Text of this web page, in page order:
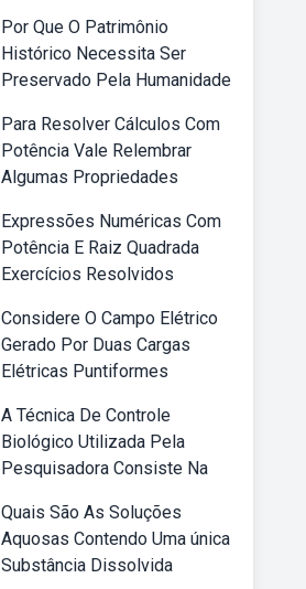
Por Que O Patrimônio
Histórico Necessita Ser
Preservado Pela Humanidade
Para Resolver Cálculos Com
Potência Vale Relembrar
Algumas Propriedades
Expressões Numéricas Com
Potência E Raiz Quadrada
Exercícios Resolvidos
Considere O Campo Elétrico
Gerado Por Duas Cargas
Elétricas Puntiformes
A Técnica De Controle
Biológico Utilizada Pela
Pesquisadora Consiste Na
Quais São As Soluções
Aquosas Contendo Uma única
Substância Dissolvida